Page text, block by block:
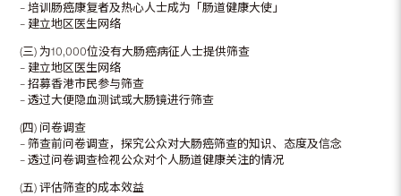
– 培训肠癌康复者及热心人士成为「肠道健康大使」
– 建立地区医生网络
(三) 为10,000位没有大肠癌病征人士提供筛查
– 建立地区医生网络
– 招募香港市民参与筛查
– 透过大便隐血测试或大肠镜进行筛查
(四) 问卷调查
– 筛查前问卷调查，探究公众对大肠癌筛查的知识、态度及信念
– 透过问卷调查检视公众对个人肠道健康关注的情况
(五) 评估筛查的成本效益